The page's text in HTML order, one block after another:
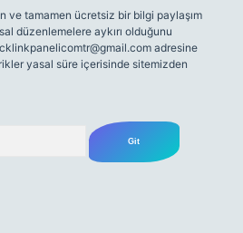
ve tamamen ücretsiz bir bilgi paylaşım
düzenlemelere aykırı olduğunu
adresine
yasal süre içerisinde sitemizden